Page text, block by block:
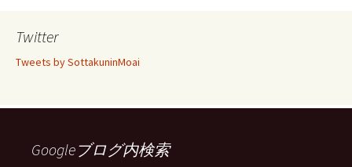
フ
ー
フ
ー ー
示
ー
示
Twitter
Tweets by SottakuninMoai
Googleブログ内検索